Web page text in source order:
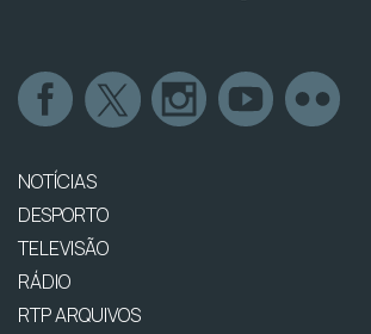
NOTÍCIAS
DESPORTO
TELEVISÃO
RÁDIO
RTP ARQUIVOS